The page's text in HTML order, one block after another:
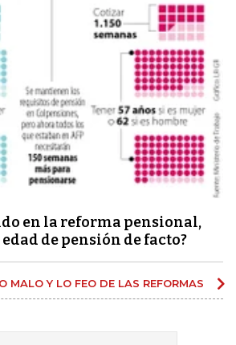
en la reforma pensional,
de pensión de facto?
MALO Y LO FEO DE LAS REFORMAS